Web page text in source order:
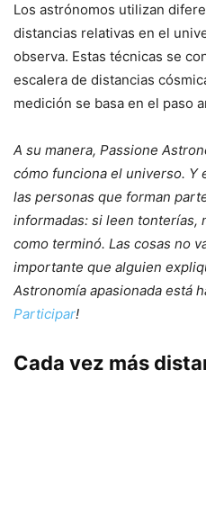
Los astrónomos utilizan
distancias relativas en el
observa. Estas técnicas se
escalera de distancias
medición se basa en el paso
A su manera, Passione
cómo funciona el universo.
las personas que forman
informadas: si leen tonterías,
como terminó. Las cosas no
importante que alguien
Astronomía apasionada está
Participar!
Cada vez más